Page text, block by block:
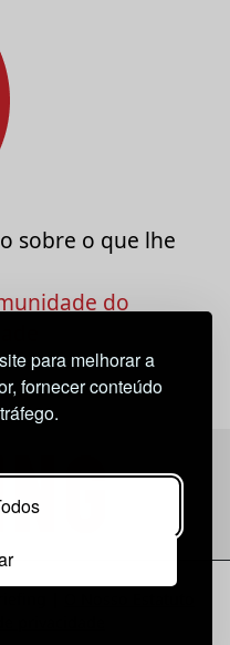
para melhorar a
fornecer conteúdo
sobre o que lhe
do